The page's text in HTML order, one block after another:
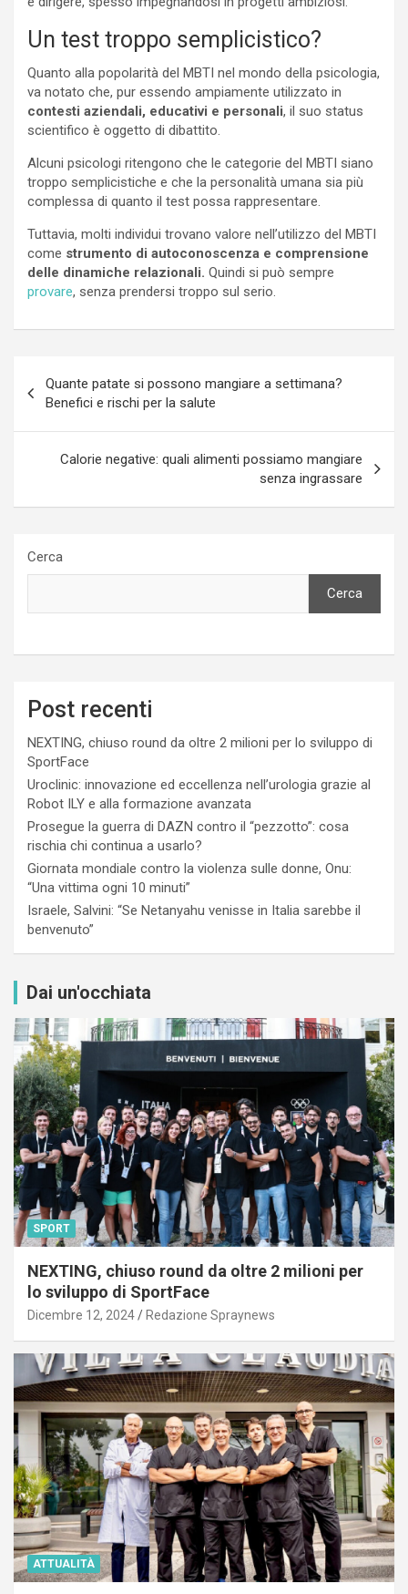
Un test troppo semplicistico?
Quanto alla popolarità del MBTI nel mondo della psicologia,
va notato che, pur essendo ampiamente utilizzato in
contesti aziendali, educativi e personali, il suo status
scientifico è oggetto di dibattito.
Alcuni psicologi ritengono che le categorie del MBTI siano
troppo semplicistiche e che la personalità umana sia più
complessa di quanto il test possa rappresentare.
Tuttavia, molti individui trovano valore nell’utilizzo del MBTI
come strumento di autoconoscenza e comprensione
delle dinamiche relazionali. Quindi si può sempre
provare, senza prendersi troppo sul serio.
articoli
Quante patate si possono mangiare a settimana?
Benefici e rischi per la salute
Calorie negative: quali alimenti possiamo mangiare
senza ingrassare
Cerca
Cerca
Post recenti
NEXTING, chiuso round da oltre 2 milioni per lo sviluppo di
SportFace
Uroclinic: innovazione ed eccellenza nell’urologia grazie al
Robot ILY e alla formazione avanzata
Prosegue la guerra di DAZN contro il “pezzotto”: cosa
rischia chi continua a usarlo?
Giornata mondiale contro la violenza sulle donne, Onu:
“Una vittima ogni 10 minuti”
Israele, Salvini: “Se Netanyahu venisse in Italia sarebbe il
benvenuto”
Dai un'occhiata
SPORT
NEXTING, chiuso round da oltre 2 milioni per
lo sviluppo di SportFace
Dicembre 12, 2024 Redazione Spraynews
ATTUALITÀ